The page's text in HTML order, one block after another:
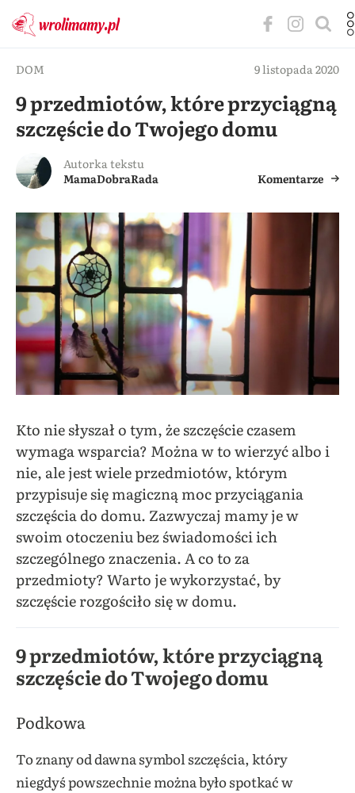
DOM 9 listopada 2020
9 przedmiotów, które przyciągną
szczęście do Twojego domu
Autorka tekstu
MamaDobraRada
Komentarze
Kto nie słyszał o tym, że szczęście czasem
wymaga wsparcia? Można w to wierzyć albo i
nie, ale jest wiele przedmiotów, którym
przypisuje się magiczną moc przyciągania
szczęścia do domu. Zazwyczaj mamy je w
swoim otoczeniu bez świadomości ich
szczególnego znaczenia. A co to za
przedmioty? Warto je wykorzystać, by
szczęście rozgościło się w domu.
9 przedmiotów, które przyciągną
szczęście do Twojego domu
Podkowa
To znany od dawna symbol szczęścia, który
niegdyś powszechnie można było spotkać w